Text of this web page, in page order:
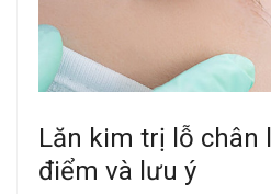
Lăn kim trị lỗ chân
điểm và lưu ý